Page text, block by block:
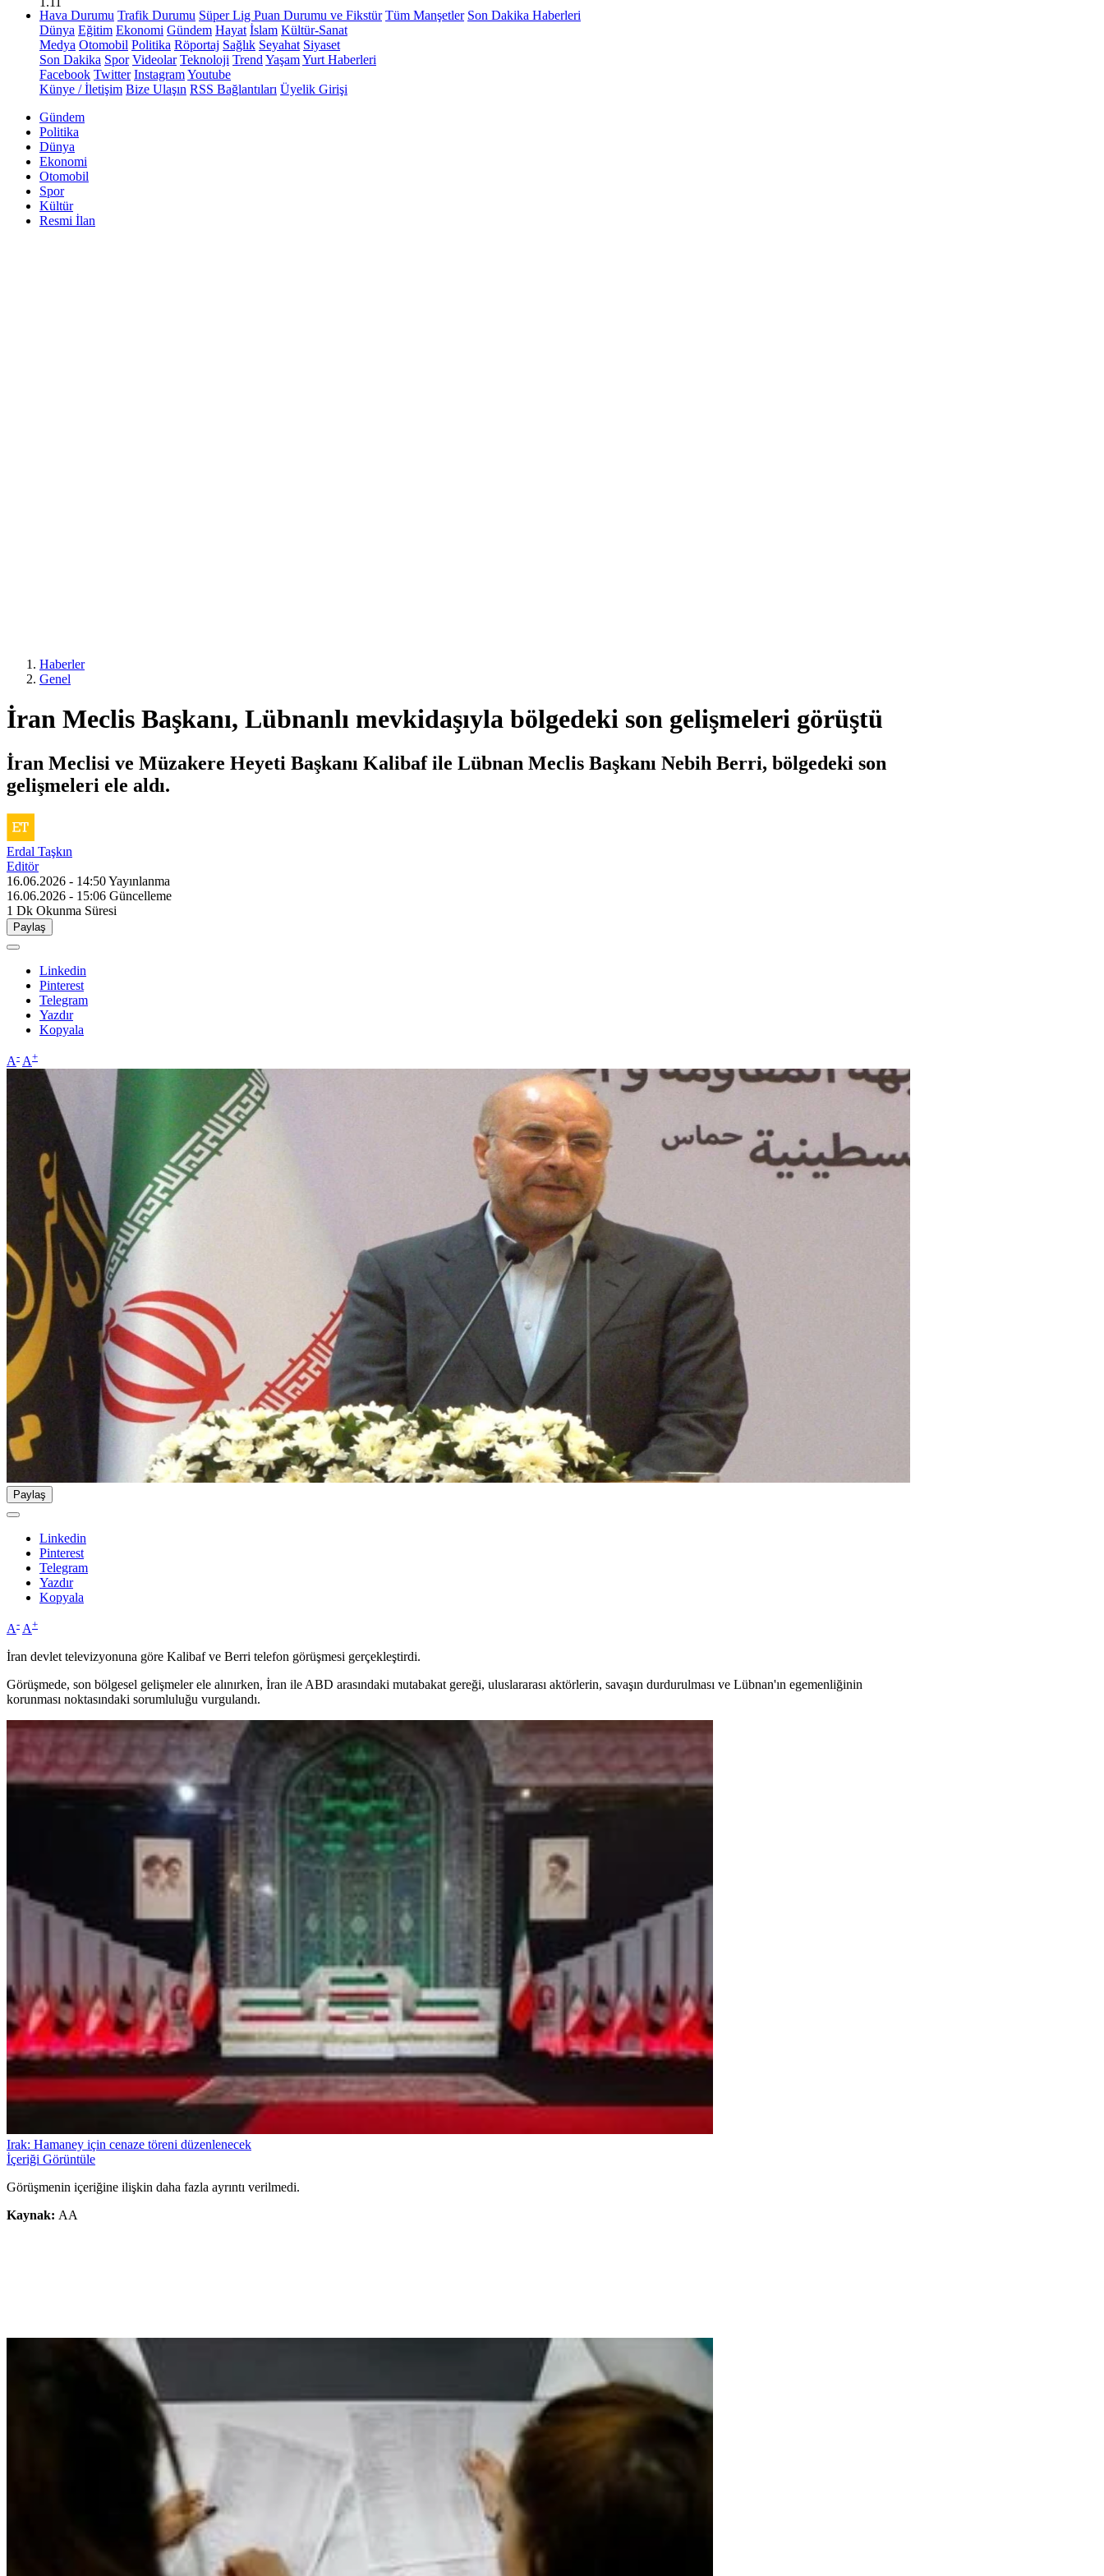
Hava Durumu Trafik Durumu Süper Lig Puan Durumu ve Fikstür Tüm Manşetler Son Dakika Haberleri
Dünya Eğitim Ekonomi Gündem Hayat İslam Kültür-Sanat
Medya Otomobil Politika Röportaj Sağlık Seyahat Siyaset
Son Dakika Spor Videolar Teknoloji Trend YaşamYurt Haberleri
Facebook Twitter InstagramYoutube
Künye / İletişim Bize Ulaşın RSS Bağlantıları Üyelik Girişi
Gündem
Politika
Dünya
Ekonomi
Otomobil
Spor
Kültür
Resmi İlan
Haberler
Genel
İran Meclis Başkanı, Lübnanlı mevkidaşıyla bölgedeki son gelişmeleri görüştü
İran Meclisi ve Müzakere Heyeti Başkanı Kalibaf ile Lübnan Meclis Başkanı Nebih Berri, bölgedeki son
gelişmeleri ele aldı.
Erdal Taşkın
Editör
16.06.2026 - 14:50Yayınlanma
16.06.2026 - 15:06 Güncelleme
1 Dk Okunma Süresi
Paylaş
Linkedin
Pinterest
Telegram
Yazdır
Kopyala
A- A+
Paylaş
Linkedin
Pinterest
Telegram
Yazdır
Kopyala
A- A+
İran devlet televizyonuna göre Kalibaf ve Berri telefon görüşmesi gerçekleştirdi.
Görüşmede, son bölgesel gelişmeler ele alınırken, İran ile ABD arasındaki mutabakat gereği, uluslararası aktörlerin, savaşın durdurulması ve Lübnan'ın egemenliğinin
korunması noktasındaki sorumluluğu vurgulandı.
Irak: Hamaney için cenaze töreni düzenlenecek
İçeriği Görüntüle
Görüşmenin içeriğine ilişkin daha fazla ayrıntı verilmedi.
Kaynak: AA